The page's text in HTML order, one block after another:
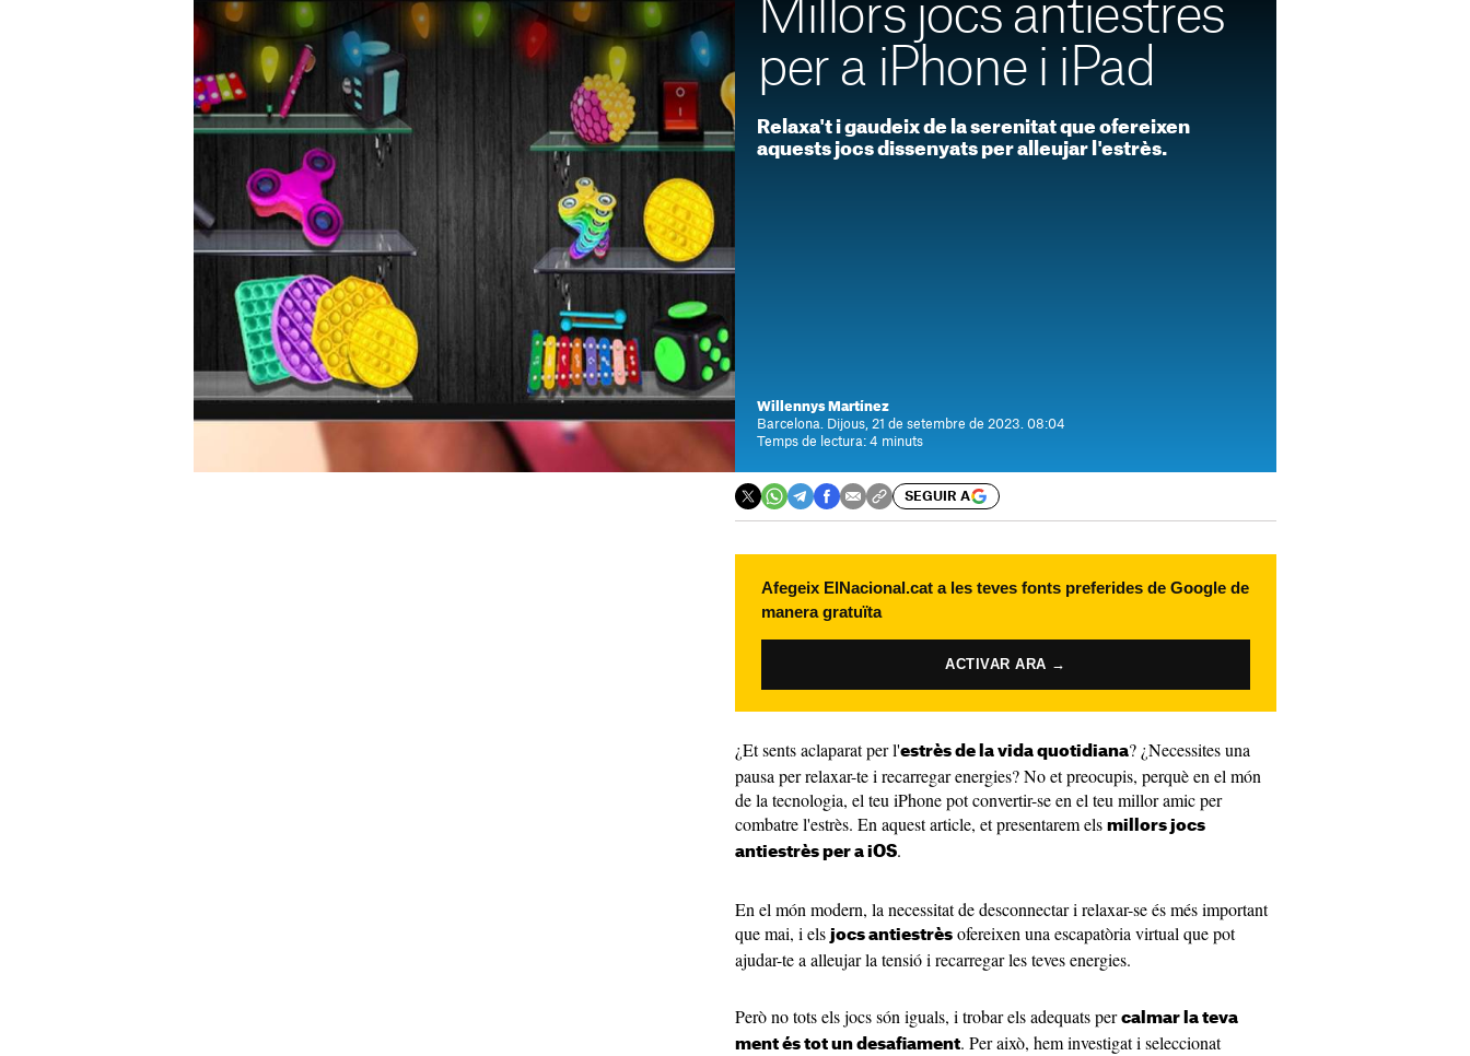
Millors jocs antiestrès
per a iPhone i iPad
Relaxa't i gaudeix de la serenitat que ofereixen
aquests jocs dissenyats per alleujar l'estrès.
Willennys Martínez
Barcelona. Dijous, 21 de setembre de 2023. 08:04
Temps de lectura: 4 minuts
SEGUIR A
Afegeix ElNacional.cat a les teves fonts preferides de Google de
manera gratuïta
ACTIVAR ARA →
¿Et sents aclaparat per l'estrès de la vida quotidiana? ¿Necessites una
pausa per relaxar-te i recarregar energies? No et preocupis, perquè en el món
de la tecnologia, el teu iPhone pot convertir-se en el teu millor amic per
combatre l'estrès. En aquest article, et presentarem els millors jocs
antiestrès per a iOS.
En el món modern, la necessitat de desconnectar i relaxar-se és més important
que mai, i els jocs antiestrès ofereixen una escapatòria virtual que pot
ajudar-te a alleujar la tensió i recarregar les teves energies.
Però no tots els jocs són iguals, i trobar els adequats per calmar la teva
ment és tot un desafiament. Per això, hem investigat i seleccionat